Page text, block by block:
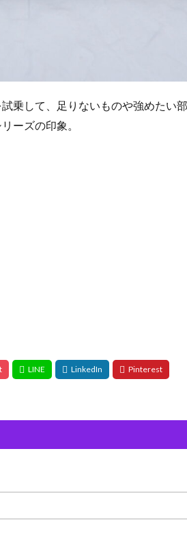
乗して、足りないものや強めたい
ーズの印象。